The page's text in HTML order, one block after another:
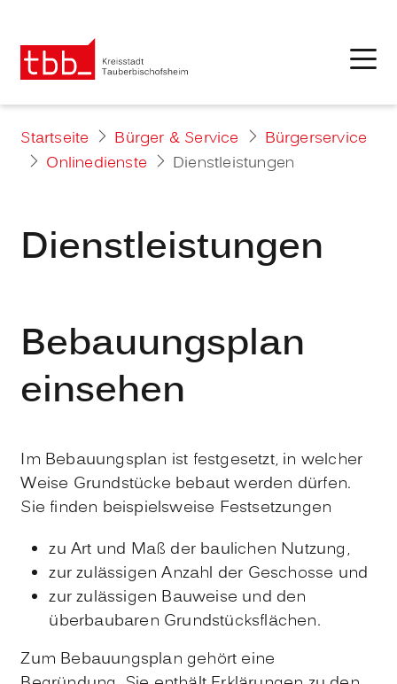
Startseite Bürger & Service
Bürgerservice
Onlinedienste
Dienstleistungen
Dienstleistungen
Bebauungsplan
einsehen
Im Bebauungsplan ist festgesetzt, in welcher
Weise Grundstücke bebaut werden dürfen.
Sie finden beispielsweise Festsetzungen
zu Art und Maß der baulichen Nutzung,
zur zulässigen Anzahl der Geschosse und
zur zulässigen Bauweise und den
überbaubaren Grundstücksflächen.
Zum Bebauungsplan gehört eine